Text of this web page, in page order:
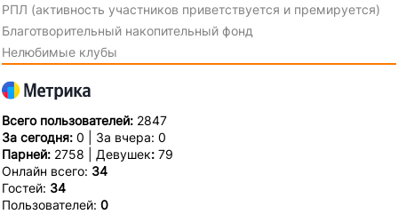
РПЛ (активность участников приветствуется и премируется)
Благотворительный накопительный фонд
Нелюбимые клубы
Всего пользователей: 2847
За сегодня: 0 | За вчера: 0
Парней: 2758 | Девушек: 79
Онлайн всего: 34
Гостей: 34
Пользователей: 0